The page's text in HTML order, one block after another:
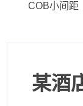
COB小间距
某酒